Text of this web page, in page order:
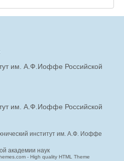
им. А.Ф.Иоффе Российской
им. А.Ф.Иоффе Российской
институт им. А.Ф. Иоффе
академии наук
- High quality HTML Theme